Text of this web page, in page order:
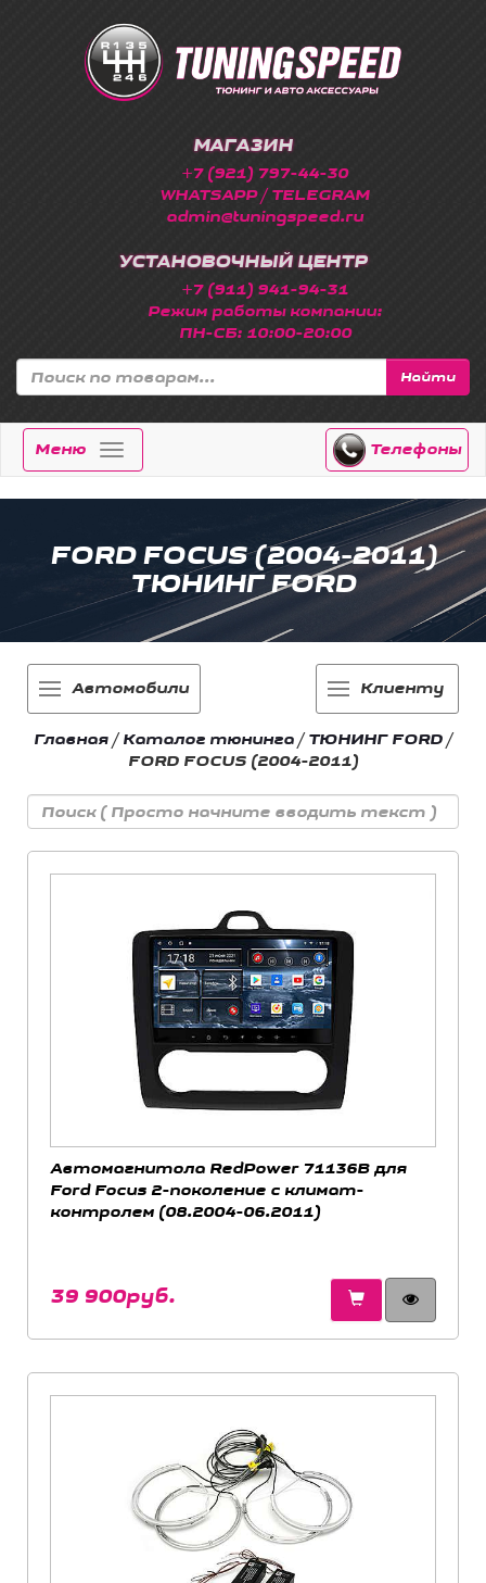
МАГАЗИН
+7 (921) 797-44-30
WHATSAPP / TELEGRAM
admin@tuningspeed.ru
УСТАНОВОЧНЫЙ ЦЕНТР
+7 (911) 941-94-31
Режим работы компании:
ПН-СБ: 10:00-20:00
Найти
Меню Телефоны
FORD FOCUS (2004-2011)
ТЮНИНГ FORD
Автомобили Клиенту
Главная /Каталог тюнинга /ТЮНИНГ FORD /
FORD FOCUS (2004-2011)
Автомагнитола RedPower 71136B для
Ford Focus 2-поколение с климат-
контролем (08.2004-06.2011)
39 900руб.